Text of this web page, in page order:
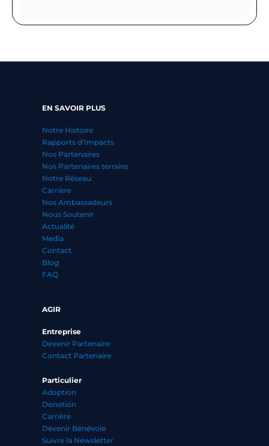
EN SAVOIR PLUS
Notre Histoire
Rapports d’Impacts
Nos Partenaires
Nos Partenaires terrains
Notre Réseau
Carrière
Nos Ambassadeurs
Nous Soutenir
Actualité
Media
Contact
Blog
FAQ
AGIR
Entreprise
Devenir Partenaire
Contact Partenaire
Particulier
Adoption
Donation
Carrière
Devenir Bénévole
Suivre la Newsletter